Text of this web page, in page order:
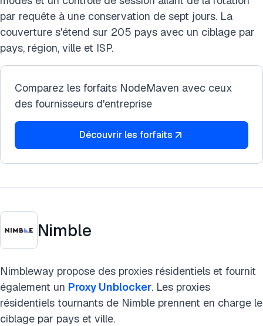
par requête à une conservation de sept jours. La
couverture s'étend sur 205 pays avec un ciblage par
pays, région, ville et ISP.
Comparez les forfaits NodeMaven avec ceux
des fournisseurs d'entreprise
Découvrir les forfaits
Nimble
Nimbleway propose des proxies résidentiels et fournit
également un Proxy Unblocker. Les proxies
résidentiels tournants de Nimble prennent en charge le
ciblage par pays et ville.